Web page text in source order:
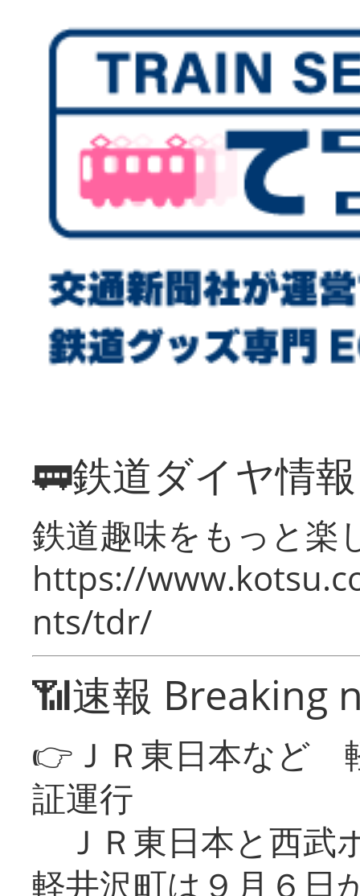
🚃鉄道ダイヤ情
鉄道趣味をもっと楽
https://
nts/tdr/
📶速報 Breaking
👉ＪＲ東日本など
証運行
ＪＲ東日本と西武
軽井沢町は９月６日